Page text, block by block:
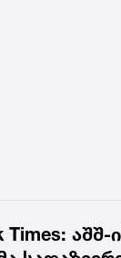
Times: აშშ-